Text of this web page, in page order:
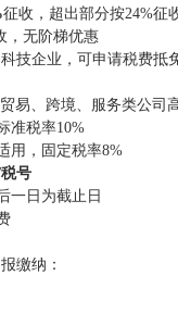
征收，超出部分按24%征
，无阶梯优惠
技企业，可申请税费抵
易、跨境、服务类公司
准税率10%
用，固定税率8%
号
一日为截止日
缴纳：